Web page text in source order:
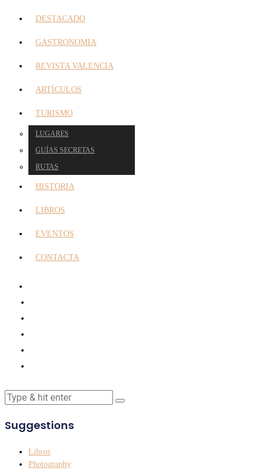
DESTACADO
GASTRONOMIA
REVISTA VALENCIA
ARTÍCULOS
TURISMO
LUGARES
GUÍAS SECRETAS
RUTAS
HISTORIA
LIBROS
EVENTOS
CONTACTA
Suggestions
Libros
Photography